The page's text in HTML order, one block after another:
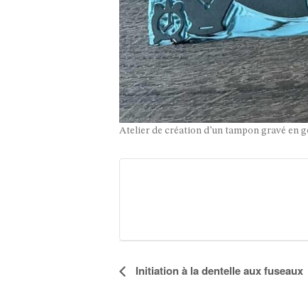
Atelier de création d’un tampon gravé en
Navigation
Initiation à la dentelle aux fuseaux